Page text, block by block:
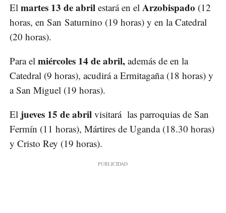
El martes 13 de abril estará en el Arzobispado (12
horas, en San Saturnino (19 horas) y en la Catedral
(20 horas).
Para el miércoles 14 de abril, además de en la
Catedral (9 horas), acudirá a Ermitagaña (18 horas) y
a San Miguel (19 horas).
El jueves 15 de abril visitará las parroquias de San
Fermín (11 horas), Mártires de Uganda (18.30 horas)
y Cristo Rey (19 horas).